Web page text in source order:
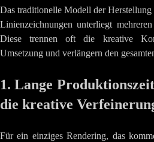
Das traditionelle Modell der
Linienzeichnungen unterliegt
Diese trennen oft die kreative
Umsetzung und verlängern den
1. Lange
die kreative
Für ein einziges Rendering, das